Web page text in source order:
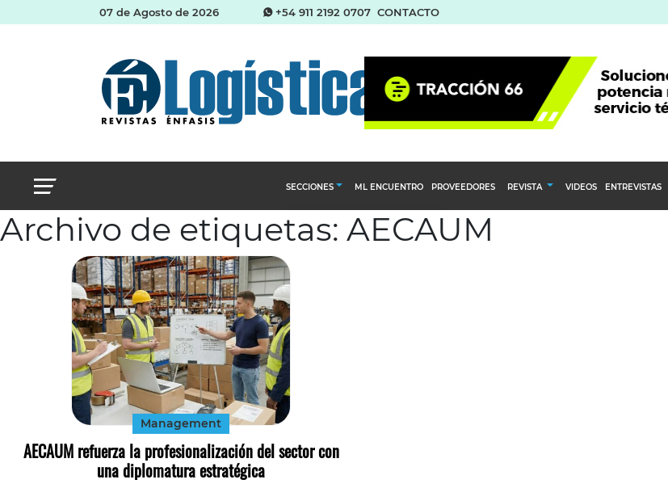
07 de Agosto de 2026 +54 911 2192 0707 CONTACTO
SECCIONES
Abastecimiento y compras
ML ENCUENTRO PROVEEDORES REVISTA VIDEOS ENTREVISTAS
Archivo de etiquetas: AECAUM
Management
AECAUM refuerza la profesionalización del sector con
una diplomatura estratégica